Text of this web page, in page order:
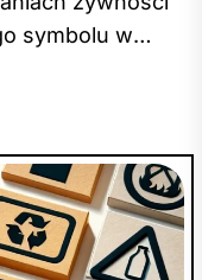
symbolu w
a także
błąd co do